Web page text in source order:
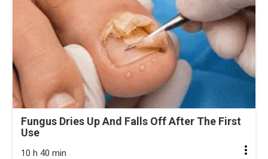
Fungus Dries Up And Falls Off After The First
Use
10 h 40 min